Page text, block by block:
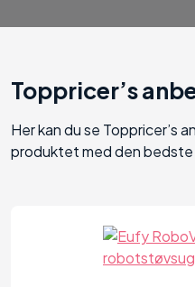
Toppricer’s
Her kan du se Toppricer’s
produktet med den